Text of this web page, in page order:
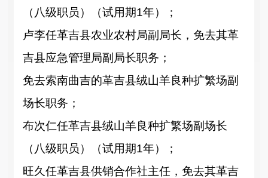
（八级职员 ） （试用期1年）；
卢李任革吉县农业农村局副局长，免去其革
吉县应急管理局副局长职务 ；
免去索南曲吉的革吉县绒山羊良种扩繁场副
场长职务 ；
布次仁任革吉县绒山羊良种扩繁场副场长
（八级职员）
（试用期1年）；
旺久任革吉县供销合作社主任，免去其革吉